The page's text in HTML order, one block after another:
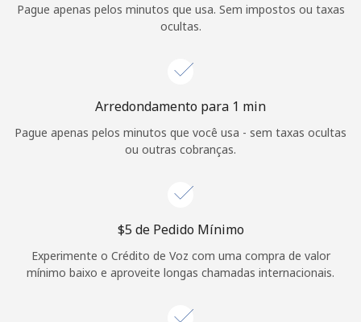
Pague apenas pelos minutos que usa. Sem impostos ou taxas
ocultas.
Arredondamento para 1 min
Pague apenas pelos minutos que você usa - sem taxas ocultas
ou outras cobranças.
⁦$5⁩ de Pedido Mínimo
Experimente o Crédito de Voz com uma compra de valor
mínimo baixo e aproveite longas chamadas internacionais.